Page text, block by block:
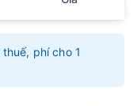
phí cho 1